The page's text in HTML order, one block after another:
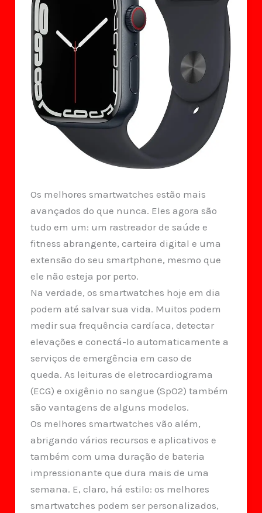
Os melhores smartwatches estão mais
avançados do que nunca. Eles agora são
tudo em um: um rastreador de saúde e
fitness abrangente, carteira digital e uma
extensão do seu smartphone, mesmo que
ele não esteja por perto.
Na verdade, os smartwatches hoje em dia
podem até salvar sua vida. Muitos podem
medir sua frequência cardíaca, detectar
elevações e conectá-lo automaticamente a
serviços de emergência em caso de
queda. As leituras de eletrocardiograma
(ECG) e oxigênio no sangue (SpO2) também
são vantagens de alguns modelos.
Os melhores smartwatches vão além,
abrigando vários recursos e aplicativos e
também com uma duração de bateria
impressionante que dura mais de uma
semana. E, claro, há estilo: os melhores
smartwatches podem ser personalizados,